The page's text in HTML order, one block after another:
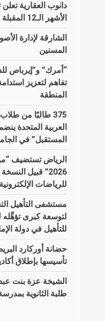
الأشهر الـ12 المقبلة
الشارقة لإدارة
المسنين
“أمرك” و”إيرباص
تفاهم لتعزيز
المنطقة
375 طالبًا من
العربية المتحدة
المستقبل” في
الرياض تستضيف
2026” قبيل
للرياضات الإلكترونية
مستشفى التأهيل
لتوسعة كبرى
للتأهيل في دولة
تأسيسها بإطلاق
الشيخة عزة بنت
طلبة الثانوية